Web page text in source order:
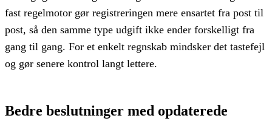
fast regelmotor gør registreringen mere ensartet fra post til
post, så den samme type udgift ikke ender forskelligt fra
gang til gang. For et enkelt regnskab mindsker det tastefejl
og gør senere kontrol langt lettere.
Bedre beslutninger med opdaterede